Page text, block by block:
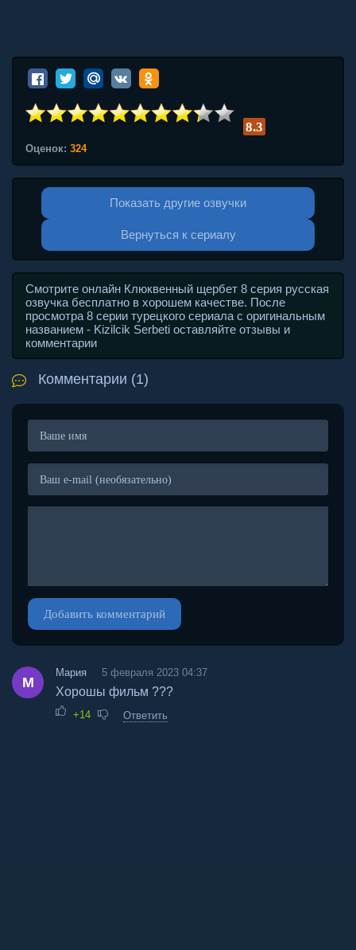
8.3
Оценок: 324
Показать другие озвучки
Вернуться к сериалу
Смотрите онлайн Клюквенный щербет 8 серия русская
озвучка бесплатно в хорошем качестве. После
просмотра 8 серии турецкого сериала с оригинальным
названием - Kizilcik Serbeti оставляйте отзывы и
комментарии
Комментарии (1)
Добавить комментарий
М
Мария 5 февраля 2023 04:37
Хорошы фильм ???
+14 Ответить